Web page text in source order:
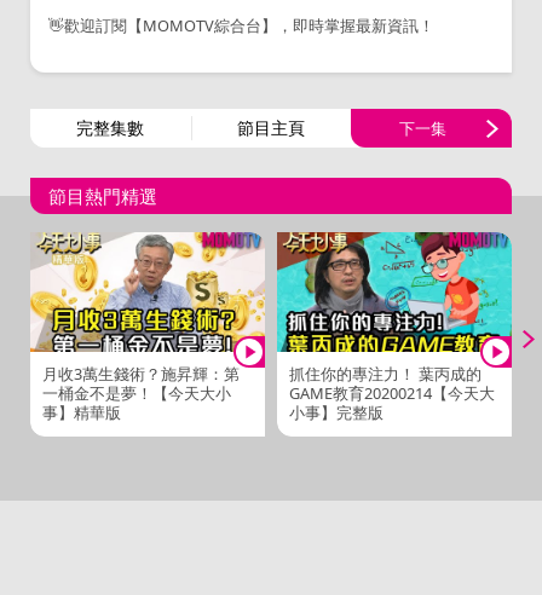
👋歡迎訂閱【MOMOTV綜合台】，即時掌握最新資訊！
完整集數 節目主頁 下一集
節目熱門精選
月收3萬生錢術？施昇輝：第
一桶金不是夢！【今天大小
事】精華版
抓住你的專注力！ 葉丙成的
GAME教育20200214【今天大
小事】完整版